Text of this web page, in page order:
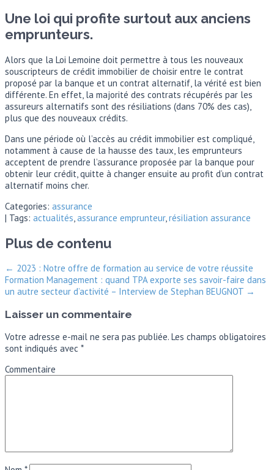
Une loi qui profite surtout aux anciens
emprunteurs.
Alors que la Loi Lemoine doit permettre à tous les nouveaux
souscripteurs de crédit immobilier de choisir entre le contrat
proposé par la banque et un contrat alternatif, la vérité est bien
différente. En effet, la majorité des contrats récupérés par les
assureurs alternatifs sont des résiliations (dans 70% des cas),
plus que des nouveaux crédits.
Dans une période où l’accès au crédit immobilier est compliqué,
notamment à cause de la hausse des taux, les emprunteurs
acceptent de prendre l’assurance proposée par la banque pour
obtenir leur crédit, quitte à changer ensuite au profit d’un contrat
alternatif moins cher.
Categories: assurance
| Tags: actualités,assurance emprunteur,résiliation assurance
Plus de contenu
← 2023 : Notre offre de formation au service de votre réussite
Formation Management : quand TPA exporte ses savoir-faire dans
un autre secteur d’activité – Interview de Stephan BEUGNOT →
Laisser un commentaire
Votre adresse e-mail ne sera pas publiée. Les champs obligatoires
sont indiqués avec *
Commentaire